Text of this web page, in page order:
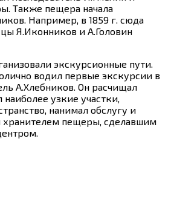
Также пещера начала
Например, в 1859 г. сюда
Я.Иконников и А.Головин
экскурсионные пути.
водил первые экскурсии в
А.Хлебников. Он расчищал
узкие участки,
нанимал обслугу и
хранителем пещеры, сделавшим